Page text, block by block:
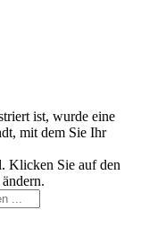
ist, wurde eine
mit dem Sie Ihr
Klicken Sie auf den